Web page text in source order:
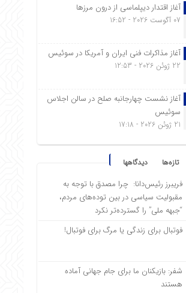
آغاز اقتدار دیپلماسی از درون مرزها
07 آگوست 2026 - 16:52
آغاز مذاکرات فنی ایران و آمریکا در سوئیس
22 ژوئن 2026 - 12:53
آغاز نشست چهارجانبه صلح در سالن اجلاس
سوئیس
21 ژوئن 2026 - 17:18
تازه‌ها دیدگاهها
فریبرز رئیس‌دانا: چرا مصدق با توجه به
مقبولیت سیاسی در بین توده‌های مردم،
“جبهه ملی” را گسترده‌تر نکرد
فوتبال برای زندگی یا مرگ برای فوتبال!
شفر: بازیکنان ما برای جام جهانی آماده
هستند